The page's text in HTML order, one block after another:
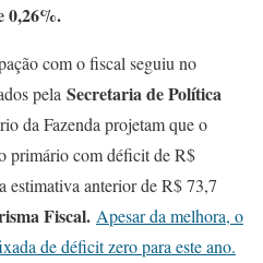
0,26%.
com o fiscal seguiu no
pela Secretaria de Política
da Fazenda projetam que o
primário com déficit de R$
estimativa anterior de R$ 73,7
Fiscal. Apesar da melhora, o
de déficit zero para este ano.